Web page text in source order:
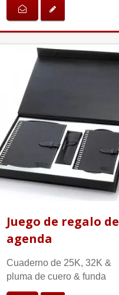
Juego de regalo de
agenda
Cuaderno de 25K, 32K &
pluma de cuero & funda